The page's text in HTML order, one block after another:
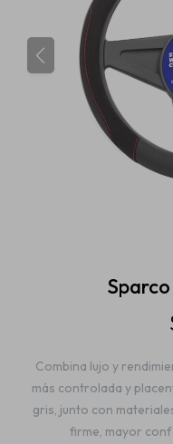
Combina lujo y
más controlada y
gris, junto con
firme, mayor
Lubricantes
Aditivos
Repuestos